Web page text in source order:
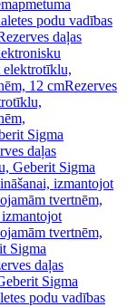
podu vadības
daļas
elektrotīklu,
12 cmRezerves
Sigma
daļas
Geberit Sigma
izmantojot
tvertnēm,
izmantojot
tvertnēm,
Sigma
daļas
Sigma
podu vadības